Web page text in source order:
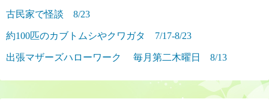
古民家で怪談 8/23
約100匹のカブトムシやクワガタ 7/17-8/23
出張マザーズハローワーク 毎月第二木曜日 8/13